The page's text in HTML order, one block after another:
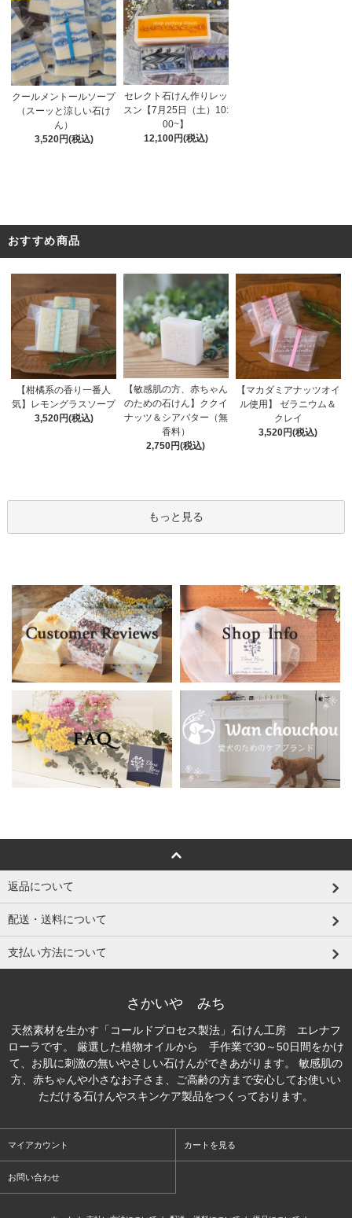
クールメントールソープ
（スーッと涼しい石け
ん）
3,520円(税込)
セレクト石けん作りレッ
スン【7月25日（土）10:
00~】
12,100円(税込)
おすすめ商品
【柑橘系の香り一番人
気】レモングラスソープ
3,520円(税込)
【敏感肌の方、赤ちゃん
のための石けん】ククイ
ナッツ＆シアバター（無
香料）
2,750円(税込)
【マカダミアナッツオイ
ル使用】 ゼラニウム＆
クレイ
3,520円(税込)
もっと見る
返品について
配送・送料について
支払い方法について
さかいや みち
天然素材を生かす「コールドプロセス製法」石けん工房 エレナフ
ローラです。 厳選した植物オイルから 手作業で30～50日間をかけ
て、お肌に刺激の無いやさしい石けんができあがります。 敏感肌の
方、赤ちゃんや小さなお子さま、ご高齢の方まで安心してお使いい
ただける石けんやスキンケア製品をつくっております。
マイアカウント カートを見る
お問い合わせ